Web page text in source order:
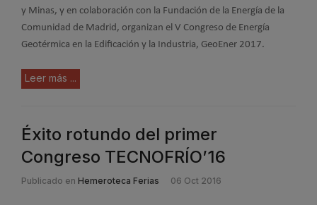
y Minas, y en colaboración con la Fundación de la Energía de la
Comunidad de Madrid, organizan el V Congreso de Energía
Geotérmica en la Edificación y la Industria, GeoEner 2017.
Leer más ...
Éxito rotundo del primer
Congreso TECNOFRÍO’16
Publicado en Hemeroteca Ferias 06 Oct 2016